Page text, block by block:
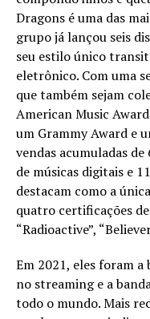
Dragons é uma das
grupo já lançou seis
seu estilo único
eletrônico. Com uma
que também sejam
American Music
um Grammy Award e
vendas acumuladas
de músicas digitais e
destacam como a
quatro certificações
“Radioactive”,
Em 2021, eles foram a
no streaming e a
todo o mundo. Mais